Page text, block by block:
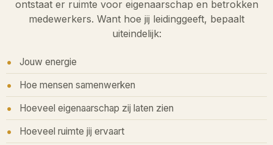
ontstaat er ruimte voor eigenaarschap en betrokken
medewerkers. Want hoe jij leidinggeeft, bepaalt
uiteindelijk:
Jouw energie
Hoe mensen samenwerken
Hoeveel eigenaarschap zij laten zien
Hoeveel ruimte jij ervaart